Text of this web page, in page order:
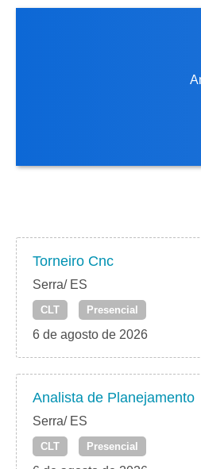
Torneiro Cnc
Serra/ ES
CLT Presencial
6 de agosto de 2026
Analista de Planejamento
Serra/ ES
CLT Presencial